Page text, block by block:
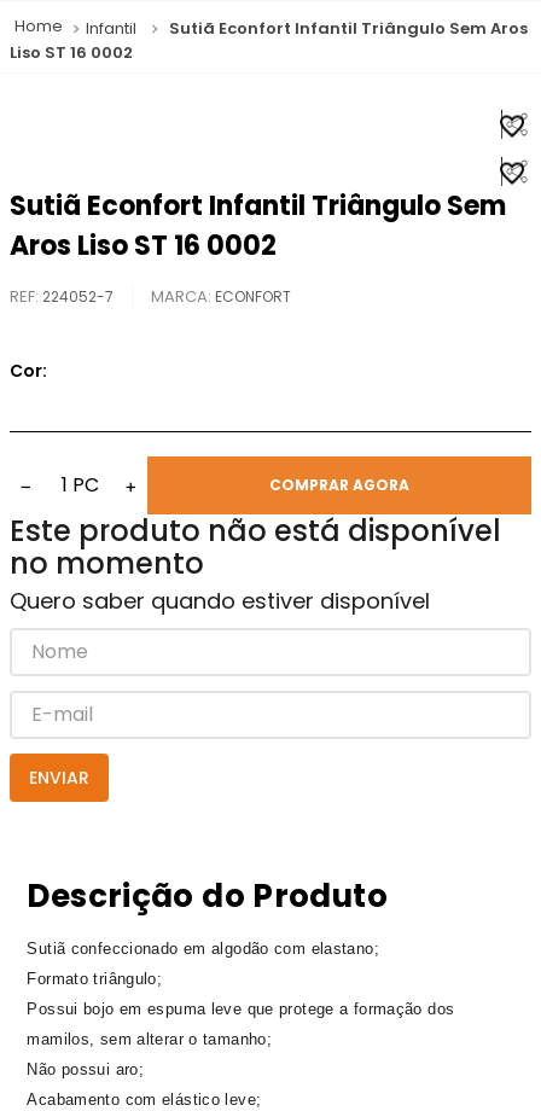
Infantil
Sutiã Econfort Infantil Triângulo Sem Aros
Liso ST 16 0002
Sutiã Econfort Infantil Triângulo Sem
Aros Liso ST 16 0002
REF: 224052-7 ECONFORT
Cor:
− 1 PC + COMPRAR AGORA
Este produto não está disponível
no momento
Quero saber quando estiver disponível
ENVIAR
Descrição do Produto
Sutiã confeccionado em algodão com elastano;
Formato triângulo;
Possui bojo em espuma leve que protege a formação dos
mamilos, sem alterar o tamanho;
Não possui aro;
Acabamento com elástico leve;